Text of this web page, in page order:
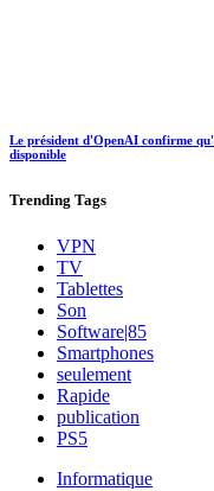
Le président d'OpenAI confirme
disponible
Trending Tags
VPN
TV
Tablettes
Son
Software|85
Smartphones
seulement
Rapide
publication
PS5
Informatique